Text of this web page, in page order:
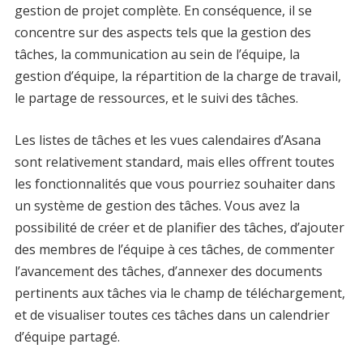
gestion de projet complète. En conséquence, il se
concentre sur des aspects tels que la gestion des
tâches, la communication au sein de l’équipe, la
gestion d’équipe, la répartition de la charge de travail,
le partage de ressources, et le suivi des tâches.
Les listes de tâches et les vues calendaires d’Asana
sont relativement standard, mais elles offrent toutes
les fonctionnalités que vous pourriez souhaiter dans
un système de gestion des tâches. Vous avez la
possibilité de créer et de planifier des tâches, d’ajouter
des membres de l’équipe à ces tâches, de commenter
l’avancement des tâches, d’annexer des documents
pertinents aux tâches via le champ de téléchargement,
et de visualiser toutes ces tâches dans un calendrier
d’équipe partagé.